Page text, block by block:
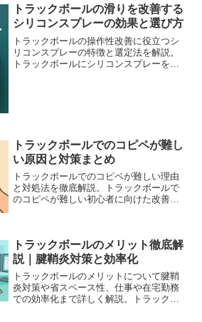
トラックボールの滑りを改善する
シリコンスプレーの効果と選び方
トラックボールの操作性改善に役立つシ
リコンスプレーの特徴と選定法を解説。
トラックボールにシリコンスプレーを使
トラックボールでのコピペが難し
い原因と対策まとめ
トラックボールでのコピペが難しい理由
と対処法を徹底解説。トラックボールで
のコピペが難しい初心者に向けた改善策
トラックボールのメリット徹底解
説｜腱鞘炎対策と効率化
トラックボールのメリットについて腱鞘
炎対策や省スペース性、仕事や在宅勤務
での効率化まで詳しく解説。トラックボ